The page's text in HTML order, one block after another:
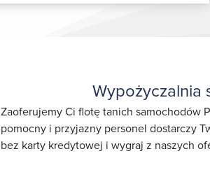
Wypożyczalnia
Zaoferujemy Ci flotę tanich samochodów
pomocny i przyjazny personel dostarczy
bez karty kredytowej i wygraj z naszych